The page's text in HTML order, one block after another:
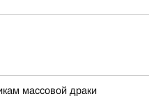
массовой драки